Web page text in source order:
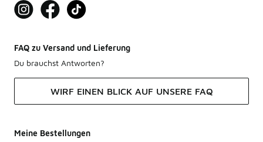
FAQ zu Versand und Lieferung
Du brauchst Antworten?
WIRF EINEN BLICK AUF UNSERE FAQ
Meine Bestellungen